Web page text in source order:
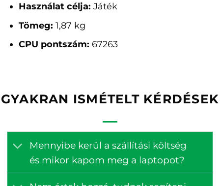
Használat célja: Játék
Tömeg: 1,87 kg
CPU pontszám: 67263
GYAKRAN ISMÉTELT KÉRDÉSEK
Mennyibe kerül a szállítási költség
és mikor kapom meg a laptopot?